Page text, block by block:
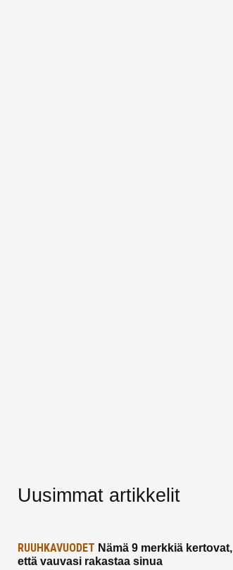
Uusimmat artikkelit
RUUHKAVUODET Nämä 9 merkkiä kertovat,
että vauvasi rakastaa sinua